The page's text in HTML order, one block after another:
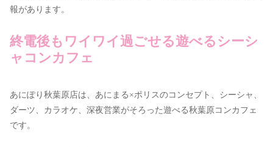
報があります。
終電後もワイワイ過ごせる遊べるシーシ
ャコンカフェ
あにぽり秋葉原店は、あにまる×ポリスのコンセプト、シーシャ、
ダーツ、カラオケ、深夜営業がそろった遊べる秋葉原コンカフェ
です。